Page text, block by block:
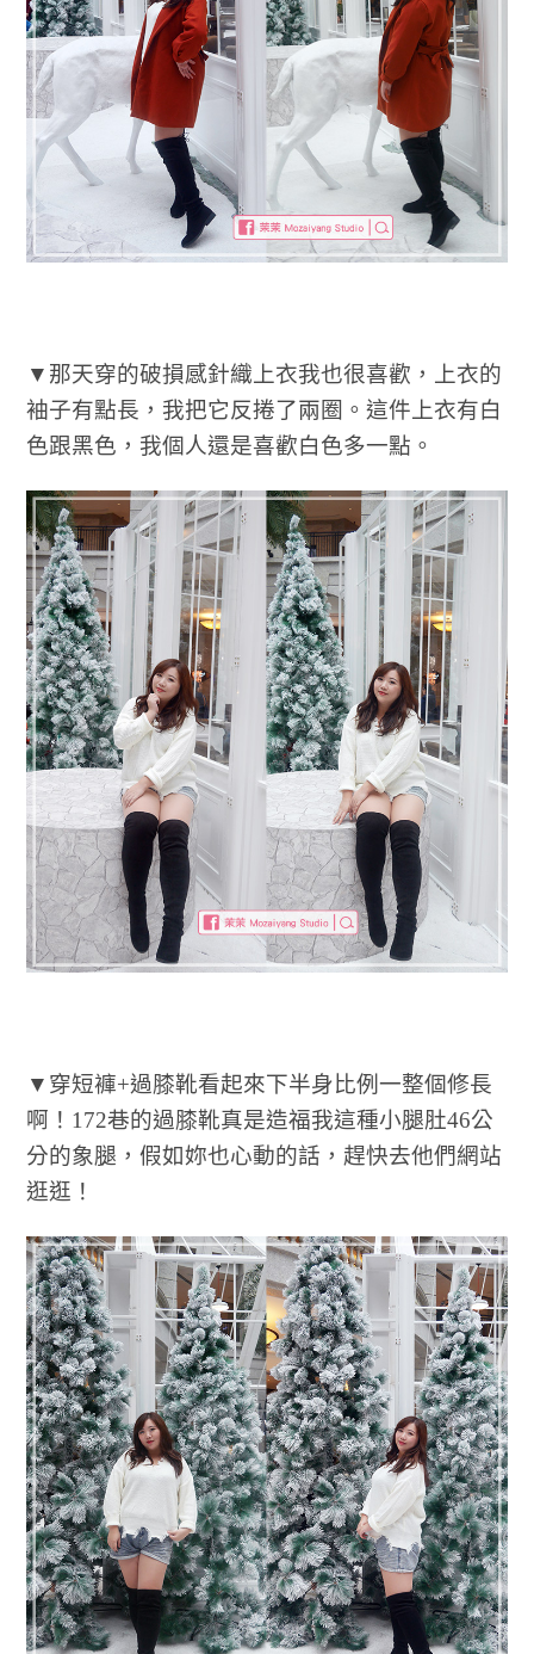
▼那天穿的破損感針織上衣我也很喜歡，上衣的
袖子有點長，我把它反捲了兩圈。這件上衣有白
色跟黑色，我個人還是喜歡白色多一點。
▼穿短褲+過膝靴看起來下半身比例一整個修長
啊！172巷的過膝靴真是造福我這種小腿肚46公
分的象腿，假如妳也心動的話，趕快去他們網站
逛逛！